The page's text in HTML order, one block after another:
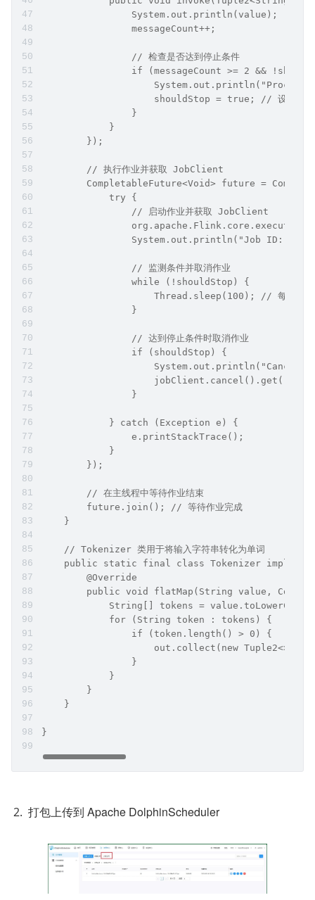
                System.out.println(value);
                messageCount++;
                // 检查是否达到停止条件
if (messageCount >= 2 &&
shouldStop = true; // 设置标志
                }
            }
        });
        // 执行作业并获取 JobClient
CompletableFuture<Void> future =
            try {
                // 启动作业并获取 JobClient
System.out.println("Job ID: " +
                // 监测条件并取消作业
                while (!shouldStop) {
Thread.sleep(100); // 每100毫
                }
                // 达到停止条件时取消作业
                if (shouldStop) {
jobClient.cancel().get(); //
                }
            } catch (Exception e) {
                e.printStackTrace();
            }
        });
        // 在主线程中等待作业结束
        future.join(); // 等待作业完成
    }
    // Tokenizer 类用于将输入字符串转化为单词
public static final class Tokenizer
        @Override
public void flatMap(String value,
String[] tokens =
            for (String token : tokens) {
                if (token.length() > 0) {
out.collect(new
                }
            }
        }
    }
}
打包上传到 Apache DolphinScheduler